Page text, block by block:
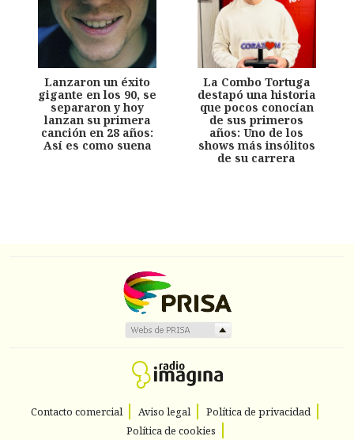
Lanzaron un éxito
gigante en los 90, se
separaron y hoy
lanzan su primera
canción en 28 años:
Así es como suena
La Combo Tortuga
destapó una historia
que pocos conocían
de sus primeros
años: Uno de los
shows más insólitos
de su carrera
Contacto comercial Aviso legal
Política de privacidad
Política de cookies